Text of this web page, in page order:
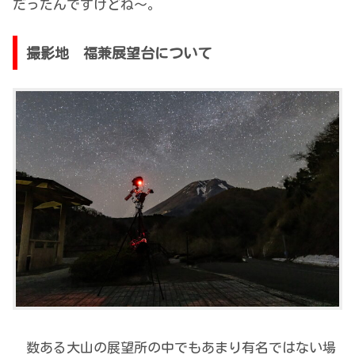
だったんですけどね～。
撮影地 福兼展望台について
数ある大山の展望所の中でもあまり有名ではない場